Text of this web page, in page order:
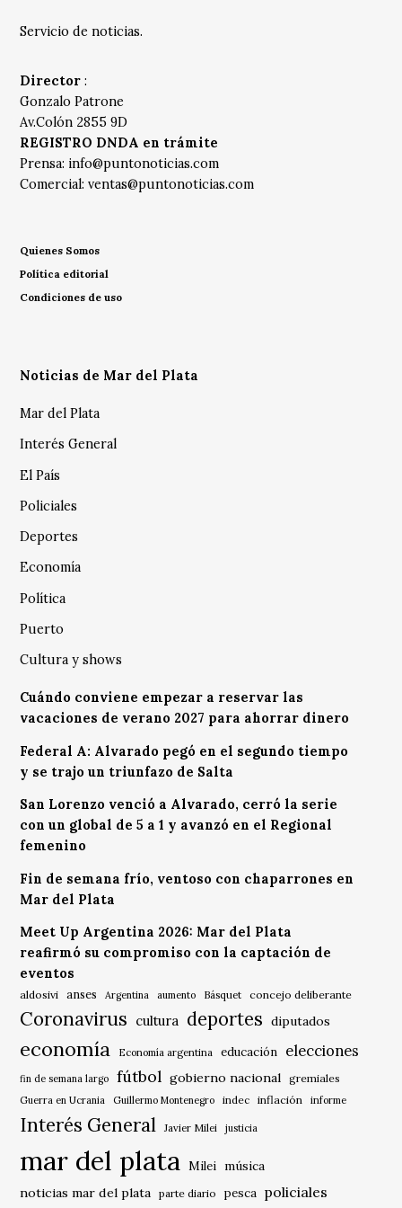
Servicio de noticias.
Director :
Gonzalo Patrone
Av.Colón 2855 9D
REGISTRO DNDA en trámite
Prensa: info@puntonoticias.com
Comercial:ventas@puntonoticias.com
Quienes Somos
Política editorial
Condiciones de uso
Noticias de Mar del Plata
Mar del Plata
Interés General
El País
Policiales
Deportes
Economía
Política
Puerto
Cultura y shows
Cuándo conviene empezar a reservar las
vacaciones de verano 2027 para ahorrar dinero
Federal A: Alvarado pegó en el segundo tiempo
y se trajo un triunfazo de Salta
San Lorenzo venció a Alvarado, cerró la serie
con un global de 5 a 1 y avanzó en el Regional
femenino
Fin de semana frío, ventoso con chaparrones en
Mar del Plata
Meet Up Argentina 2026: Mar del Plata
reafirmó su compromiso con la captación de
eventos
aldosivi anses Argentina aumento Básquet concejo deliberante
Coronavirus cultura deportes diputados
economía Economía argentina educación elecciones
fin de semana largo fútbol gobierno nacional gremiales
Guerra en Ucrania Guillermo Montenegro indec inflación informe
Interés General Javier Milei justicia
mar del plata Milei música
noticias mar del plata
parte diario pesca policiales